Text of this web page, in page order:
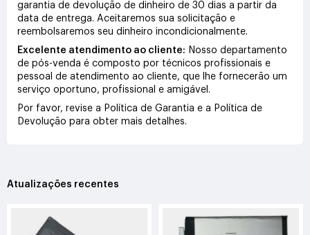
garantia de devolução de dinheiro de 30 dias a partir da
data de entrega. Aceitaremos sua solicitação e
reembolsaremos seu dinheiro incondicionalmente.
Excelente atendimento ao cliente: Nosso departamento
de pós-venda é composto por técnicos profissionais e
pessoal de atendimento ao cliente, que lhe fornecerão um
serviço oportuno, profissional e amigável.
Por favor, revise a Política de Garantia e a Política de
Devolução para obter mais detalhes.
Atualizações recentes